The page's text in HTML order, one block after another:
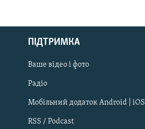
Русский
Qırımtatar
ДОЛУЧАЙСЯ!
ПІДТРИМКА
Ваше відео і фото
Радіо
Мобільний додаток Android | iOS
RSS / Podcast